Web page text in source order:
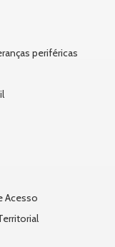
periféricas
Acesso